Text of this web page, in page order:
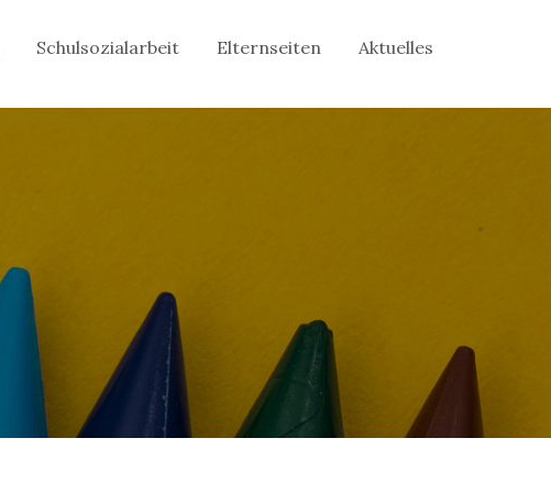
Schulsozialarbeit Elternseiten Aktuelles